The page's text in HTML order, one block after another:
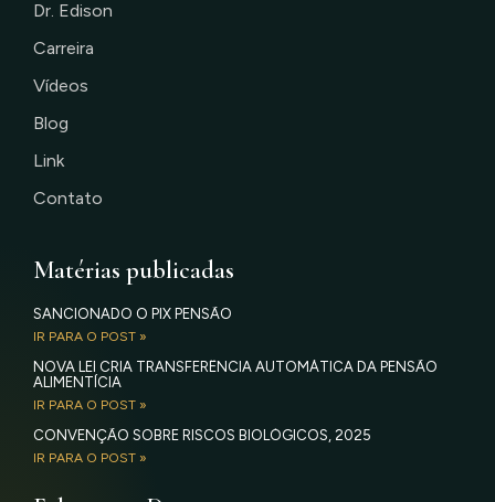
Dr. Edison
Carreira
Vídeos
Blog
Link
Contato
Matérias publicadas
SANCIONADO O PIX PENSÃO
IR PARA O POST »
NOVA LEI CRIA TRANSFERÊNCIA AUTOMÁTICA DA PENSÃO
ALIMENTÍCIA
IR PARA O POST »
CONVENÇÃO SOBRE RISCOS BIOLÓGICOS, 2025
IR PARA O POST »